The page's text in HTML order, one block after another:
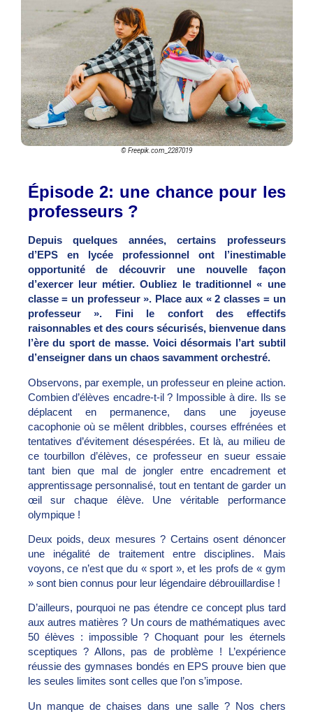
© Freepik.com_2287019
Épisode 2: une chance pour les
professeurs?
Depuis quelques années, certains professeurs
d’EPS en lycée professionnel ont l’inestimable
opportunité de découvrir une nouvelle façon
d’exercer leur métier. Oubliez le traditionnel « une
classe = un professeur ». Place aux « 2 classes = un
professeur ». Fini le confort des effectifs
raisonnables et des cours sécurisés, bienvenue dans
l’ère du sport de masse. Voici désormais l’art subtil
d’enseigner dans un chaos savamment orchestré.
Observons, par exemple, un professeur en pleine action.
Combien d’élèves encadre-t-il ? Impossible à dire. Ils se
déplacent en permanence, dans une joyeuse
cacophonie où se mêlent dribbles, courses effrénées et
tentatives d’évitement désespérées. Et là, au milieu de
ce tourbillon d’élèves, ce professeur en sueur essaie
tant bien que mal de jongler entre encadrement et
apprentissage personnalisé, tout en tentant de garder un
œil sur chaque élève. Une véritable performance
olympique !
Deux poids, deux mesures ? Certains osent dénoncer
une inégalité de traitement entre disciplines. Mais
voyons, ce n’est que du « sport », et les profs de « gym
» sont bien connus pour leur légendaire débrouillardise !
D’ailleurs, pourquoi ne pas étendre ce concept plus tard
aux autres matières ? Un cours de mathématiques avec
50 élèves : impossible ? Choquant pour les éternels
sceptiques ? Allons, pas de problème ! L’expérience
réussie des gymnases bondés en EPS prouve bien que
les seules limites sont celles que l’on s’impose.
Un manque de chaises dans une salle ? Nos chers